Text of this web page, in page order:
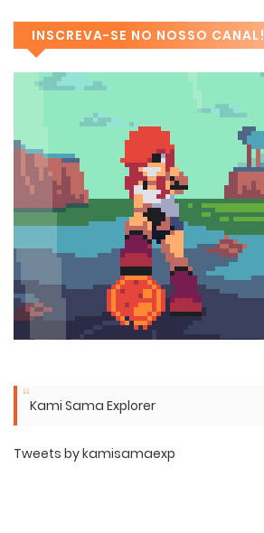
INSCREVA-SE NO NOSSO CANAL!
Kami Sama Explorer
Tweets by kamisamaexp